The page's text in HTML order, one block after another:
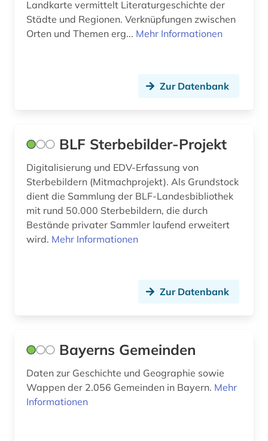
personalvertretungsgesetz (1)
quelle (1)
realschule (1)
recht (2)
rechtsprechung (1)
sammlung (1)
schriftsteller (2)
schrifttum (1)
Landkarte vermittelt Literaturgeschichte der
Städte und Regionen. Verknüpfungen zwischen
Orten und Themen erg... Mehr Informationen
Zur Datenbank
BLF Sterbebilder-Projekt
Digitalisierung und EDV-Erfassung von
Sterbebildern (Mitmachprojekt). Als Grundstock
dient die Sammlung der BLF-Landesbibliothek
mit rund 50.000 Sterbebildern, die durch
Bestände privater Sammler laufend erweitert
wird. Mehr Informationen
Zur Datenbank
Bayerns Gemeinden
Daten zur Geschichte und Geographie sowie
Wappen der 2.056 Gemeinden in Bayern. Mehr
Informationen